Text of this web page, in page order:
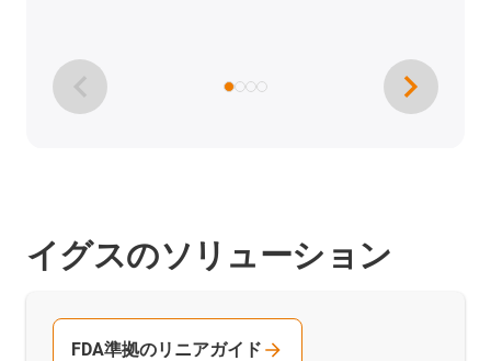
イグスのソリューション
FDA準拠のリニアガイド